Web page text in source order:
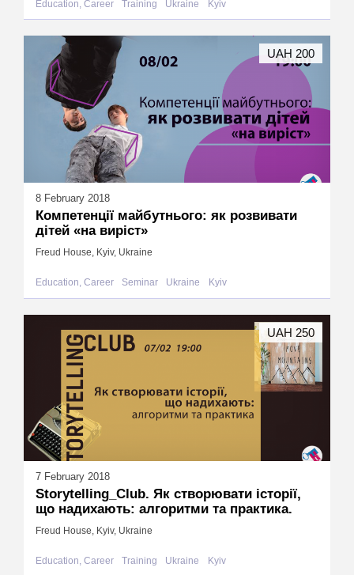
Education, Career Training Ukraine Kyiv
8 February 2018
Компетенції майбутнього: як розвивати
дітей «на виріст»
Freud House, Kyiv, Ukraine
Education, Career Seminar Ukraine Kyiv
UAH 200
7 February 2018
Storytelling_Club. Як створювати історії,
що надихають: алгоритми та практика.
Freud House, Kyiv, Ukraine
Education, Career Training Ukraine Kyiv
UAH 250